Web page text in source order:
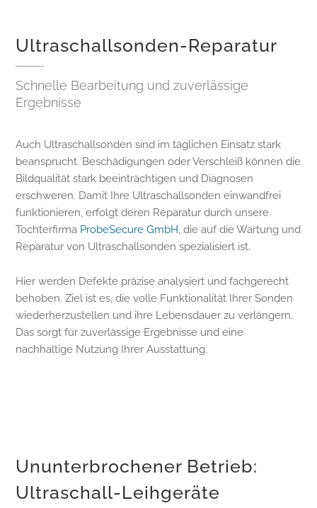
Ultraschallsonden-Reparatur
Schnelle Bearbeitung und zuverlässige
Ergebnisse
Auch Ultraschallsonden sind im täglichen Einsatz stark
beansprucht. Beschädigungen oder Verschleiß können die
Bildqualität stark beeinträchtigen und Diagnosen
erschweren. Damit Ihre Ultraschallsonden einwandfrei
funktionieren, erfolgt deren Reparatur durch unsere
Tochterfirma ProbeSecure GmbH , die auf die Wartung und
Reparatur von Ultraschallsonden spezialisiert ist.
Hier werden Defekte präzise analysiert und fachgerecht
behoben. Ziel ist es, die volle Funktionalität Ihrer Sonden
wiederherzustellen und ihre Lebensdauer zu verlängern.
Das sorgt für zuverlässige Ergebnisse und eine
nachhaltige Nutzung Ihrer Ausstattung.
Ununterbrochener Betrieb:
Ultraschall-Leihgeräte